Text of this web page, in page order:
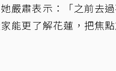
嚴肅表示：「之前去過
能更了解花蓮，把焦